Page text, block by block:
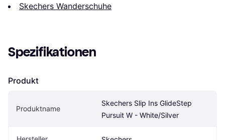
Skechers Wanderschuhe
Spezifikationen
Produkt
Produktname
Skechers Slip Ins GlideStep
Pursuit W - White/Silver